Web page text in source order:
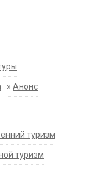
» Анонс
туризм
туризм